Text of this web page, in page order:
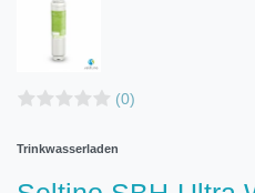
(0)
Trinkwasserladen